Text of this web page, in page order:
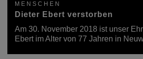
MENSCHEN
Dieter Ebert verstorben
Am 30. November 2018 ist unser
Ebert im Alter von 77 Jahren in